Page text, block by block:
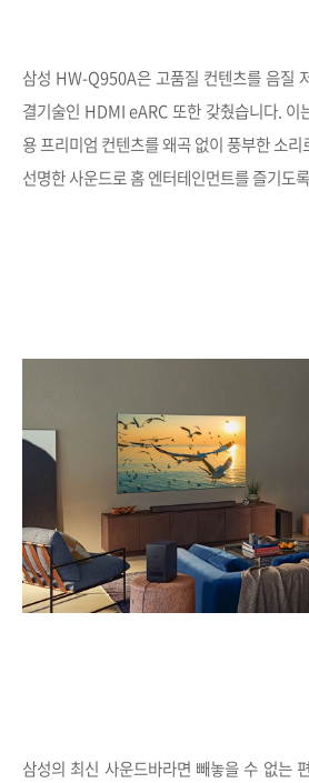
삼성 HW-Q950A은 고품질 컨텐츠를 음질
결기술인 HDMI eARC 또한 갖췄습니다. 이
용 프리미엄 컨텐츠를 왜곡 없이 풍부한 소리
선명한 사운드로 홈 엔터테인먼트를 즐기도
삼성의 최신 사운드바라면 빼놓을 수 없는